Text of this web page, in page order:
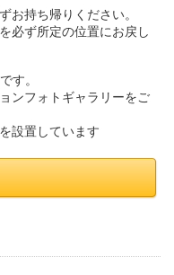
お持ち帰りください。
必ず所定の位置にお戻し
す。
ンフォトギャラリーをご
設置しています